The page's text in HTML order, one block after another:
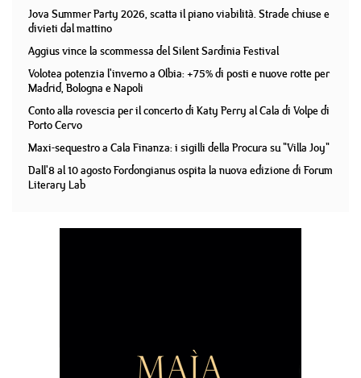
Jova Summer Party 2026, scatta il piano viabilità. Strade chiuse e
divieti dal mattino
Aggius vince la scommessa del Silent Sardinia Festival
Volotea potenzia l'inverno a Olbia: +75% di posti e nuove rotte per
Madrid, Bologna e Napoli
Conto alla rovescia per il concerto di Katy Perry al Cala di Volpe di
Porto Cervo
Maxi-sequestro a Cala Finanza: i sigilli della Procura su "Villa Joy"
Dall'8 al 10 agosto Fordongianus ospita la nuova edizione di Forum
Literary Lab